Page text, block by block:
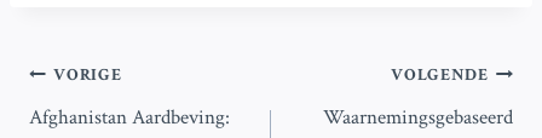
Bericht
VORIGE
Afghanistan Aardbeving:
VOLGENDE
Waarnemingsgebaseerd